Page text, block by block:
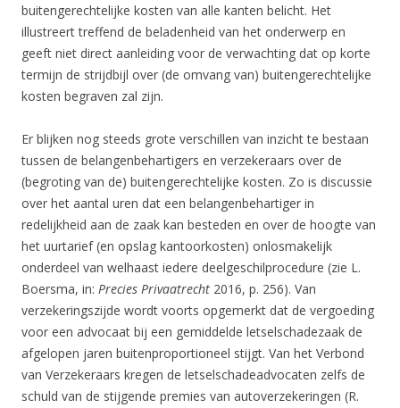
buitengerechtelijke kosten van alle kanten belicht. Het
illustreert treffend de beladenheid van het onderwerp en
geeft niet direct aanleiding voor de verwachting dat op korte
termijn de strijdbijl over (de omvang van) buitengerechtelijke
kosten begraven zal zijn.
Er blijken nog steeds grote verschillen van inzicht te bestaan
tussen de belangenbehartigers en verzekeraars over de
(begroting van de) buitengerechtelijke kosten. Zo is discussie
over het aantal uren dat een belangenbehartiger in
redelijkheid aan de zaak kan besteden en over de hoogte van
het uurtarief (en opslag kantoorkosten) onlosmakelijk
onderdeel van welhaast iedere deelgeschilprocedure (zie L.
Boersma, in: Precies Privaatrecht 2016, p. 256). Van
verzekeringszijde wordt voorts opgemerkt dat de vergoeding
voor een advocaat bij een gemiddelde letselschadezaak de
afgelopen jaren buitenproportioneel stijgt. Van het Verbond
van Verzekeraars kregen de letselschadeadvocaten zelfs de
schuld van de stijgende premies van autoverzekeringen (R.